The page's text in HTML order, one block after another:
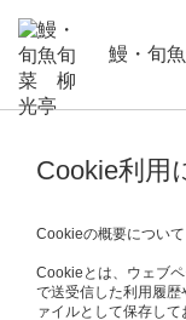
鰻・旬
Cookie利用
Cookieの概要について
Cookieとは、ウェブ
で送受信した利用履
ァイルとして保存して